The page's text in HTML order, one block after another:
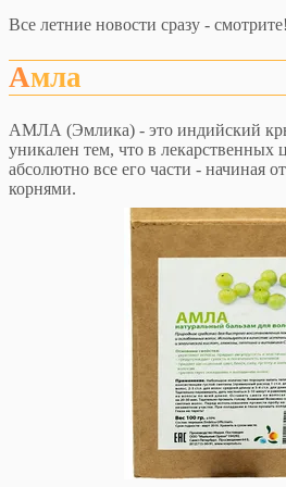
Все летние новости сразу - смотрите!
Амла
АМЛА (Эмлика) - это индийский
уникален тем, что в лекарственных
абсолютно все его части - начиная
корнями.